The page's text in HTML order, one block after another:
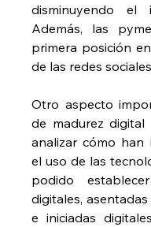
disminuyendo el
Además, las
primera posición
de las redes
Otro aspecto
de madurez
analizar cómo
el uso de las
podido
digitales,
e iniciadas